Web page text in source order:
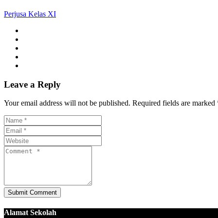
Perjusa Kelas XI
Leave a Reply
Your email address will not be published. Required fields are marked
Alamat Sekolah